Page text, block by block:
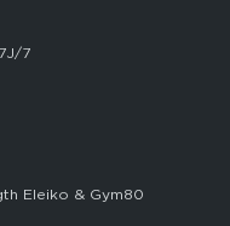
7
Eleiko & Gym80